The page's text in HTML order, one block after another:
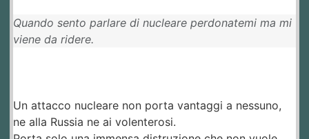
Quando sento parlare di nucleare perdonatemi ma mi
viene da ridere.
Un attacco nucleare non porta vantaggi a nessuno,
ne alla Russia ne ai volenterosi.